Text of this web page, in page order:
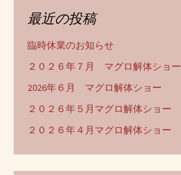
最近の投稿
臨時休業のお知らせ
２０２６年７月 マグロ解体ショー
2026年６月 マグロ解体ショー
２０２６年５月マグロ解体ショー
２０２６年４月マグロ解体ショー